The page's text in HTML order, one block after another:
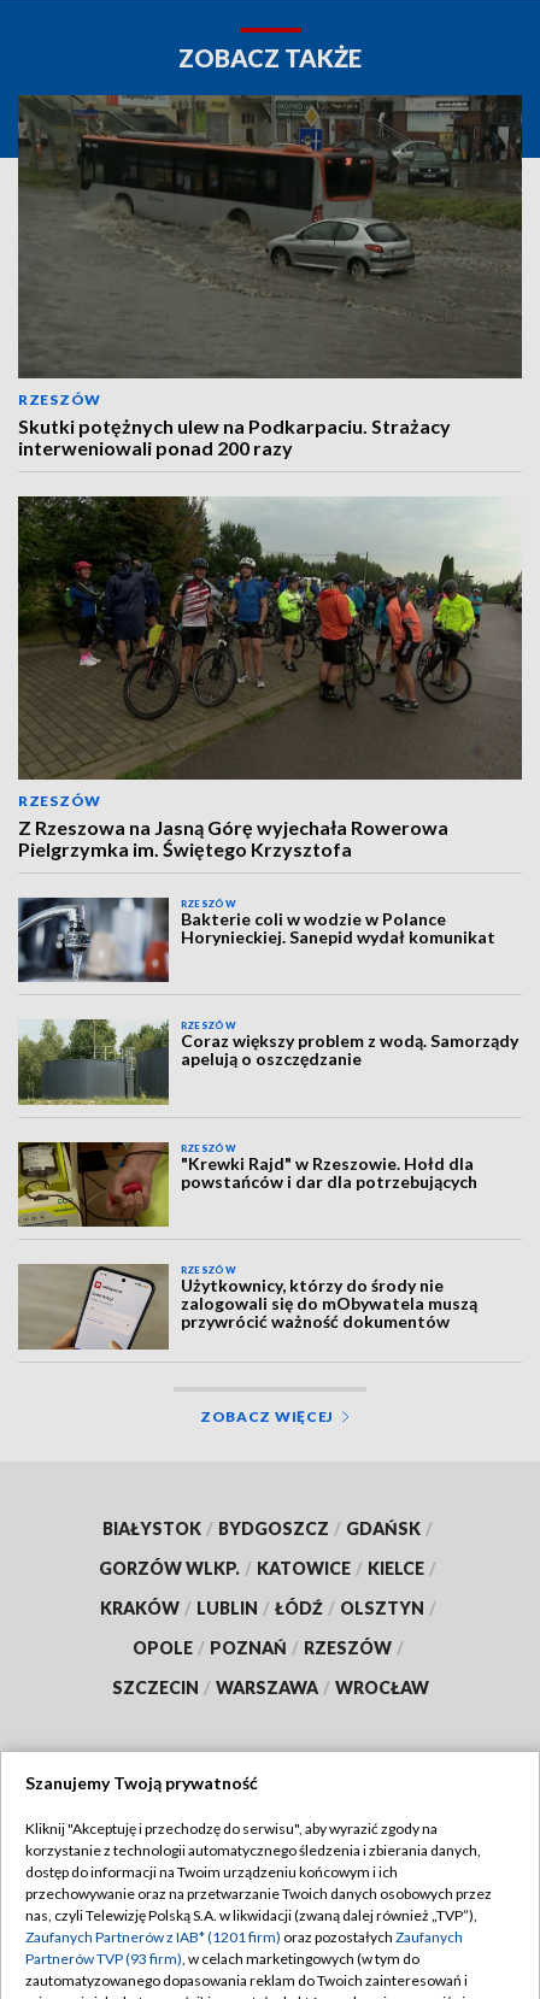
ZOBACZ TAKŻE
RZESZÓW
Skutki potężnych ulew na Podkarpaciu. Strażacy
interweniowali ponad 200 razy
RZESZÓW
Z Rzeszowa na Jasną Górę wyjechała Rowerowa
Pielgrzymka im. Świętego Krzysztofa
RZESZÓW
Bakterie coli w wodzie w Polance
Horynieckiej. Sanepid wydał komunikat
RZESZÓW
Coraz większy problem z wodą. Samorządy
apelują o oszczędzanie
RZESZÓW
"Krewki Rajd" w Rzeszowie. Hołd dla
powstańców i dar dla potrzebujących
RZESZÓW
Użytkownicy, którzy do środy nie
zalogowali się do mObywatela muszą
przywrócić ważność dokumentów
ZOBACZ WIĘCEJ
BIAŁYSTOK / BYDGOSZCZ / GDAŃSK /
GORZÓW WLKP. / KATOWICE / KIELCE /
KRAKÓW / LUBLIN / ŁÓDŹ / OLSZTYN /
OPOLE / POZNAŃ / RZESZÓW /
SZCZECIN / WARSZAWA / WROCŁAW
TVP
Abonament TVP
Emisja w TVP
Centrum informacji TVP
Regulamin TVP
Polityka prywatności
Moje zgody
Szanujemy Twoją prywatność
Kliknij "Akceptuję i przechodzę do serwisu", aby wyrazić zgody na
korzystanie z technologii automatycznego śledzenia i zbierania danych,
dostęp do informacji na Twoim urządzeniu końcowym i ich
przechowywanie oraz na przetwarzanie Twoich danych osobowych przez
nas, czyli Telewizję Polską S.A. w likwidacji (zwaną dalej również „TVP”),
Zaufanych Partnerów z IAB* (1201 firm) oraz pozostałych Zaufanych
Partnerów TVP (93 firm), w celach marketingowych (w tym do
zautomatyzowanego dopasowania reklam do Twoich zainteresowań i